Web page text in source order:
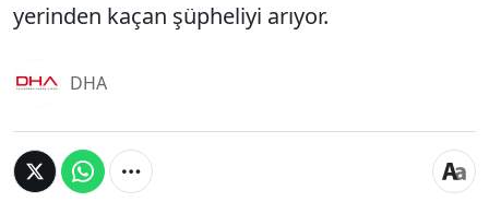
yerinden kaçan şüpheliyi arıyor.
DHA